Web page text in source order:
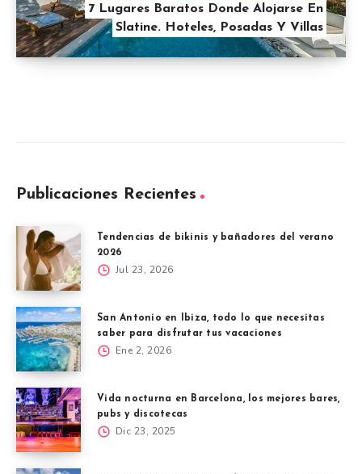
7 Lugares Baratos Donde Alojarse En
Slatine. Hoteles, Posadas Y Villas
Publicaciones Recientes
Tendencias de bikinis y bañadores del verano
2026
Jul 23, 2026
San Antonio en Ibiza, todo lo que necesitas
saber para disfrutar tus vacaciones
Ene 2, 2026
Vida nocturna en Barcelona, los mejores bares,
pubs y discotecas
Dic 23, 2025